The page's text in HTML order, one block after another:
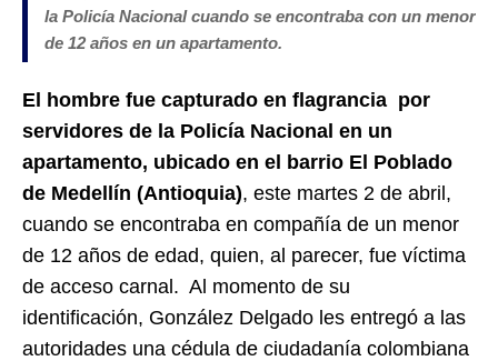
la Policía Nacional cuando se encontraba con un menor
de 12 años en un apartamento.
El hombre fue capturado en flagrancia por
servidores de la Policía Nacional en un
apartamento, ubicado en el barrio El Poblado
de Medellín (Antioquia), este martes 2 de abril,
cuando se encontraba en compañía de un menor
de 12 años de edad, quien, al parecer, fue víctima
de acceso carnal. Al momento de su
identificación, González Delgado les entregó a las
autoridades una cédula de ciudadanía colombiana